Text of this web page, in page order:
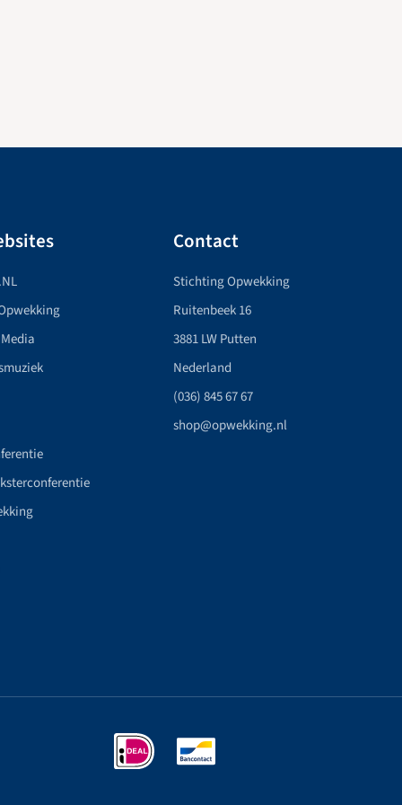
Contact
Stichting Opwekking
Ruitenbeek 16
3881 LW Putten
Nederland
(036) 845 67 67
shop@opwekking.nl